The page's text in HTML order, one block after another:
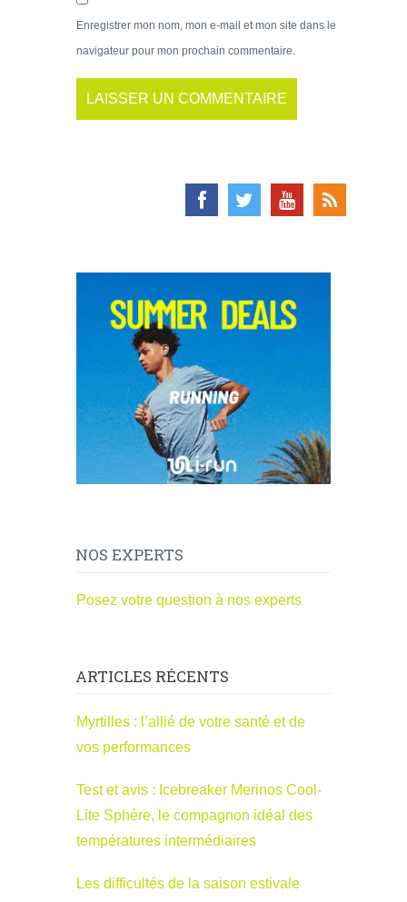
Enregistrer mon nom, mon e-mail et mon site dans le
navigateur pour mon prochain commentaire.
NOS EXPERTS
Posez votre question à nos experts
ARTICLES RÉCENTS
Myrtilles : l’allié de votre santé et de
vos performances
Test et avis : Icebreaker Merinos Cool-
Lite Sphère, le compagnon idéal des
températures intermédiaires
Les difficultés de la saison estivale